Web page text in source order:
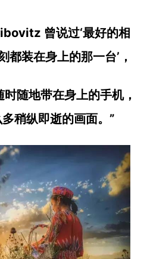
曾说过‘最好的相
都装在身上的那一台’，
随地带在身上的手机，
稍纵即逝的画面。”